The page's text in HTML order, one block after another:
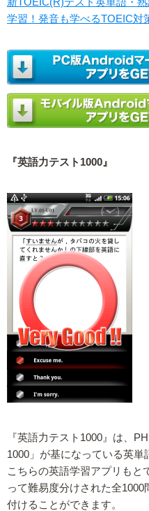
学習！発音も学べるTOEIC対
『英語力テスト1000』
『英語力テスト1000』は、
1000」が基になっている英単
こちらの英語学習アプリもと
って難易度分けされた全
付けることができます。